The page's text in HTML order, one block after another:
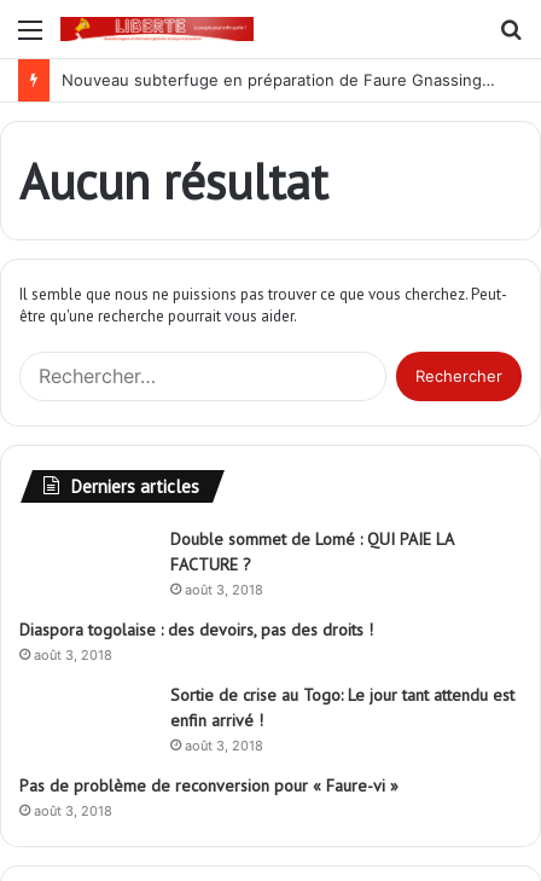
Menu
Nouveau subterfuge en préparation de Faure Gnassingbé pour ne jamais partir ; les Togolais disent non et sont vent debout
Aucun résultat
Il semble que nous ne puissions pas trouver ce que vous cherchez. Peut-
être qu'une recherche pourrait vous aider.
h
Derniers articles
Double sommet de Lomé : QUI PAIE LA
FACTURE ?
août 3, 2018
Diaspora togolaise : des devoirs, pas des droits !
août 3, 2018
Sortie de crise au Togo: Le jour tant attendu est
enfin arrivé !
août 3, 2018
Pas de problème de reconversion pour « Faure-vi »
août 3, 2018